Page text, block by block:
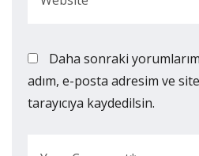
Daha sonraki
adım, e-posta adresim ve
tarayıcıya kaydedilsin.